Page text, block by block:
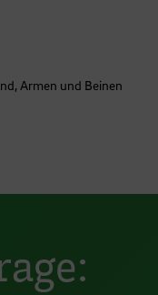
Armen und Beinen